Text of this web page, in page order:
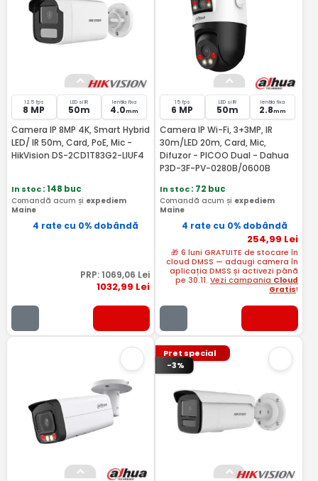
12.5 fps
8 MP
LED si IR
50m
lentila fixa
4.0mm
Camera IP 8MP 4K, Smart Hybrid
LED/ IR 50m, Card, PoE, Mic -
HikVision DS-2CD1T83G2-LIUF4
In stoc: 148 buc
Comandă acum și expediem
Maine
4 rate cu 0% dobândă
PRP: 1069,06 Lei
1032,99 Lei
15 fps
6 MP
LED si IR
50m
lentila fixa
2.8mm
Camera IP Wi-Fi, 3+3MP, IR
30m/LED 20m, Card, Mic,
Difuzor - PICOO Dual - Dahua
P3D-3F-PV-0280B/0600B
In stoc: 72 buc
Comandă acum și expediem
Maine
4 rate cu 0% dobândă
254,99 Lei
🎁 6 luni GRATUITE de stocare în
cloud DMSS — adaugi camera în
aplicația DMSS și activezi până
pe 30.11.Vezi campania Cloud
Gratis!
Pret special
-3%